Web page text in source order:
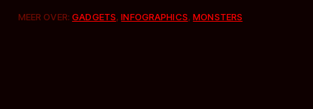
MEER OVER:GADGETS,INFOGRAPHICS,MONSTERS